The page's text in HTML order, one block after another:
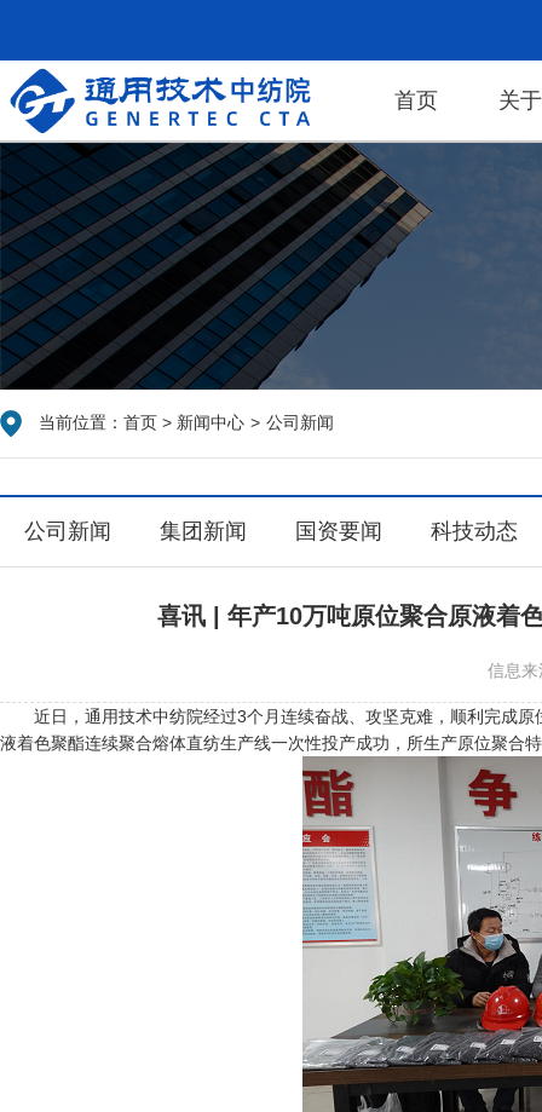
首页 关
当前位置： 首页 > 新闻中心 > 公司新闻
公司新闻 集团新闻 国资要闻 科技动态
喜讯 | 年产10万吨原位聚合原液着
信息来
近日，通用技术中纺院经过3个月连续奋战、攻坚克难，顺利完成
液着色聚酯连续聚合熔体直纺生产线一次性投产成功，所生产原位聚合